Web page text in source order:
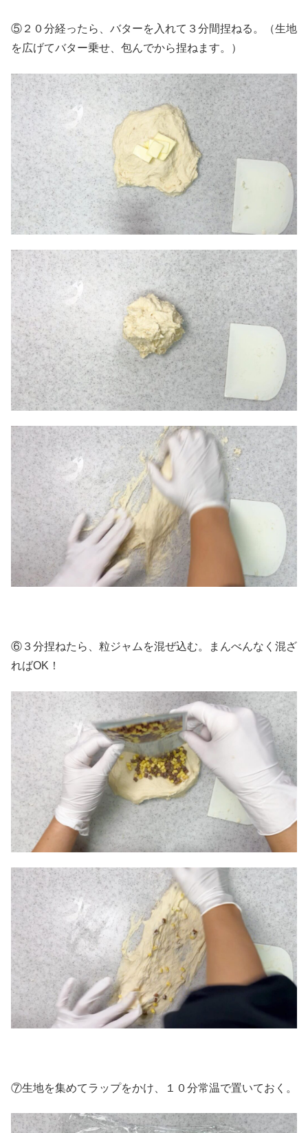
⑤２０分経ったら、バターを入れて３分間捏ねる。（生地
を広げてバター乗せ、包んでから捏ねます。）
⑥３分捏ねたら、粒ジャムを混ぜ込む。まんべんなく混ざ
ればOK！
⑦生地を集めてラップをかけ、１０分常温で置いておく。